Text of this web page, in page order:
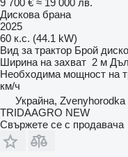
Дискова брана
2025
60 к.с. (44.1 kW)
Вид за трактор Брой
Ширина на захват 2 м
Необходима мощност на
км/ч
Украйна, Zvenyhorodka
TRIDAAGRO NEW
Свържете се с продавача